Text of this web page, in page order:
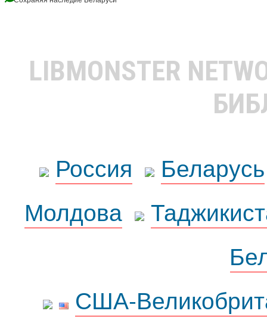
LIBMONSTER
Россия
Беларусь
Молдова
США-